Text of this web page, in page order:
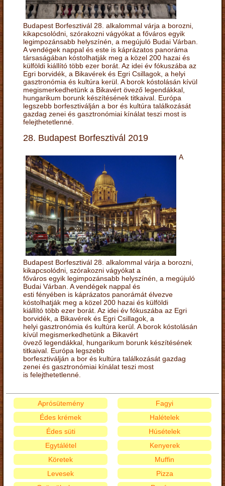
Budapest Borfesztivál 28. alkalommal várja a borozni,
kikapcsolódni, szórakozni vágyókat a főváros egyik
legimpozánsabb helyszínén, a megújuló Budai Várban.
A vendégek nappal és este is káprázatos panoráma
társaságában kóstolhatják meg a közel 200 hazai és
külföldi kiállító több ezer borát. Az idei év fókuszába az
Egri borvidék, a Bikavérek és Egri Csillagok, a helyi
gasztronómia és kultúra kerül. A borok kóstolásán kívül
megismerkedhetünk a Bikavért övező legendákkal,
hungarikum borunk készítésének titkaival. Európa
legszebb borfesztiválján a bor és kultúra találkozását
gazdag zenei és gasztronómiai kínálat teszi most is
felejthetetlenné.
28. Budapest Borfesztivál 2019
A
Budapest Borfesztivál 28. alkalommal várja a borozni,
kikapcsolódni, szórakozni vágyókat a
főváros egyik legimpozánsabb helyszínén, a megújuló
Budai Várban. A vendégek nappal és
esti fényében is káprázatos panorámát élvezve
kóstolhatják meg a közel 200 hazai és külföldi
kiállító több ezer borát. Az idei év fókuszába az Egri
borvidék, a Bikavérek és Egri Csillagok, a
helyi gasztronómia és kultúra kerül. A borok kóstolásán
kívül megismerkedhetünk a Bikavért
övező legendákkal, hungarikum borunk készítésének
titkaival. Európa legszebb
borfesztiválján a bor és kultúra találkozását gazdag
zenei és gasztronómiai kínálat teszi most
is felejthetetlenné.
Aprósütemény
Édes krémek
Édes süti
Egytálétel
Fagyi
Halételek
Húsételek
Kenyerek
Köretek
Levesek
Muffin
Pizza